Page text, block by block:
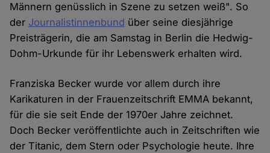
Männern genüsslich in Szene zu setzen weiß". So
der Journalistinnenbund über seine diesjährige
Preisträgerin, die am Samstag in Berlin die Hedwig-
Dohm-Urkunde für ihr Lebenswerk erhalten wird.
Franziska Becker wurde vor allem durch ihre
Karikaturen in der Frauenzeitschrift EMMA bekannt,
für die sie seit Ende der 1970er Jahre zeichnet.
Doch Becker veröffentlichte auch in Zeitschriften wie
der Titanic, dem Stern oder Psychologie heute. Ihre